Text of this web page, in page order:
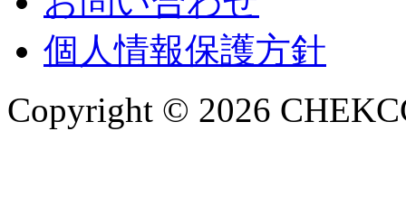
個人情報保護方針
Copyright © 2026